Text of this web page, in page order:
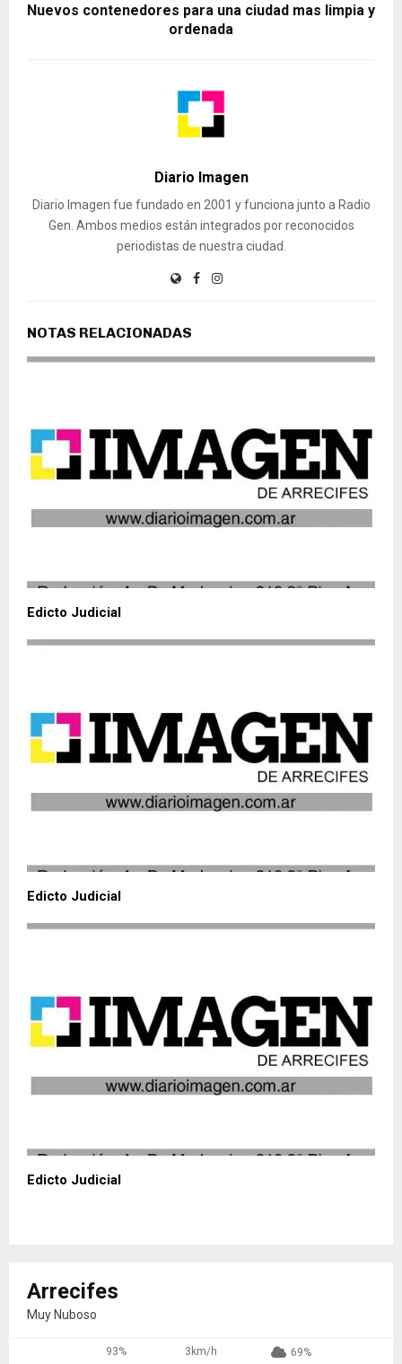
Nuevos contenedores para una ciudad mas limpia y
ordenada
Diario Imagen
Diario Imagen fue fundado en 2001 y funciona junto a Radio
Gen. Ambos medios están integrados por reconocidos
periodistas de nuestra ciudad.
NOTAS RELACIONADAS
Edicto Judicial
Edicto Judicial
Edicto Judicial
Arrecifes
Muy Nuboso
93% 3km/h 69%